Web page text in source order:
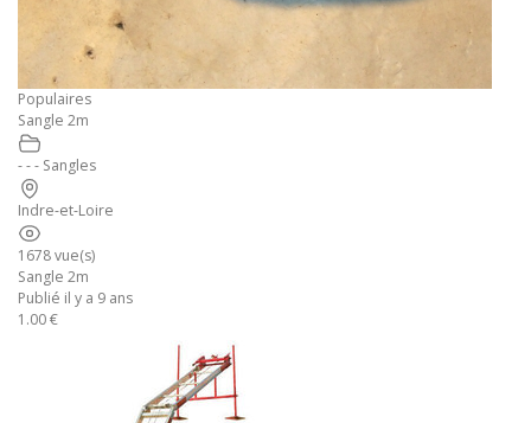
Populaires
Sangle 2m
- - - Sangles
Indre-et-Loire
1678 vue(s)
Sangle 2m
Publié il y a 9 ans
1.00 €